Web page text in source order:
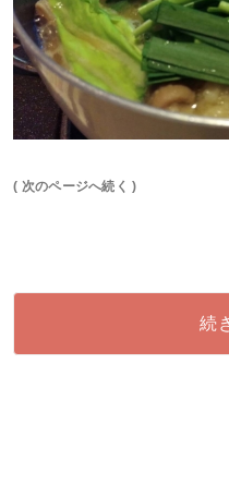
( 次のページへ続く )
続